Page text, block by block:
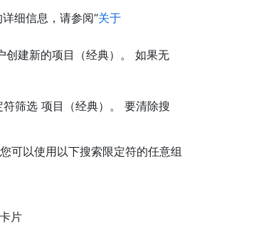
细信息，请参阅“关于
创建新的项目（经典）。 如果无
筛选 项目（经典）。 要清除搜
可以使用以下搜索限定符的任意组
片